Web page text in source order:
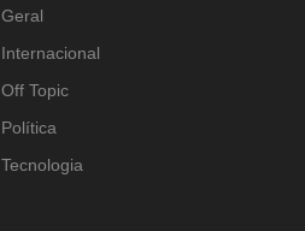
Geral
Internacional
Off Topic
Política
Tecnologia